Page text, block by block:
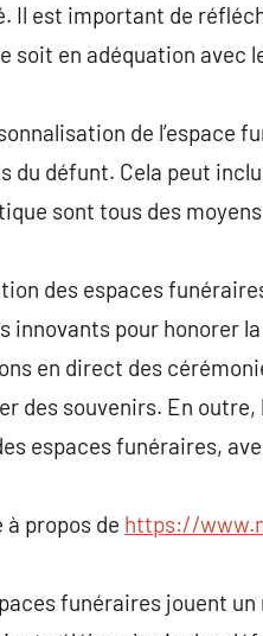
Il est important de
soit en adéquation avec
de l’espace
du défunt. Cela peut
sont tous des
des espaces
innovants pour honorer
en direct des
des souvenirs. En
espaces funéraires,
à propos de https://
funéraires jouent